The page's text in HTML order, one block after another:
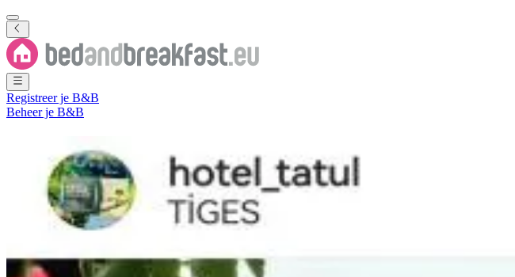
Registreer je B&B
Beheer je B&B
Bed and Breakfast Obshtina Momchilgrad
2 B&B's in Obshtina Momchilgrad Regio (Oblast Kardzhali, Bulgarije)
Kaart
Gastenkamer